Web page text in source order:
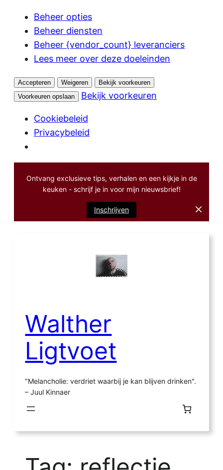
Beheer opties
Beheer diensten
Beheer {vendor_count} leveranciers
Lees meer over deze doeleinden
Accepteren Weigeren
Bekijk voorkeuren
Voorkeuren opslaan
Bekijk voorkeuren
Cookiebeleid
Privacybeleid
Ontvang exclusieve tips, verhalen en een kijkje in de
keuken - schrijf je in voor mijn nieuwsbrief!
Inschrijven
Walther
Ligtvoet
"Melancholie: verdriet waarbij je kan blijven drinken".
– Juul Kinnaer